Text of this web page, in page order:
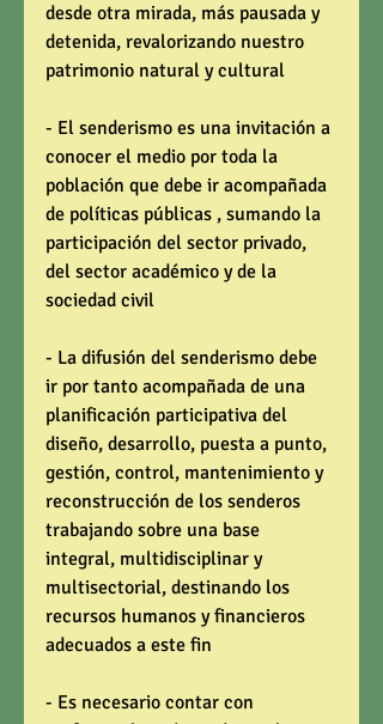
desde otra mirada, más pausada y
detenida, revalorizando nuestro
patrimonio natural y cultural
- El senderismo es una invitación a
conocer el medio por toda la
población que debe ir acompañada
de políticas públicas , sumando la
participación del sector privado,
del sector académico y de la
sociedad civil
- La difusión del senderismo debe
ir por tanto acompañada de una
planificación participativa del
diseño, desarrollo, puesta a punto,
gestión, control, mantenimiento y
reconstrucción de los senderos
trabajando sobre una base
integral, multidisciplinar y
multisectorial, destinando los
recursos humanos y financieros
adecuados a este fin
- Es necesario contar con